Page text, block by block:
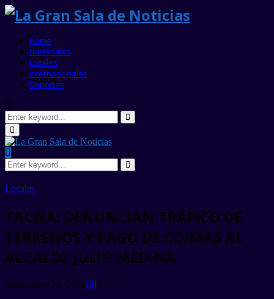
Home
Nacionales
Locales
Internacionales
Deportes
Search
for:
Search
Primary
Menu
Search
for:
Search
Locales
TACNA: DENUNCIAN TRÁFICO DE
TERRENOS Y PAGO DE COIMAS AL
ALCALDE JULIO MEDINA
diciembre 29, 2022 0
371